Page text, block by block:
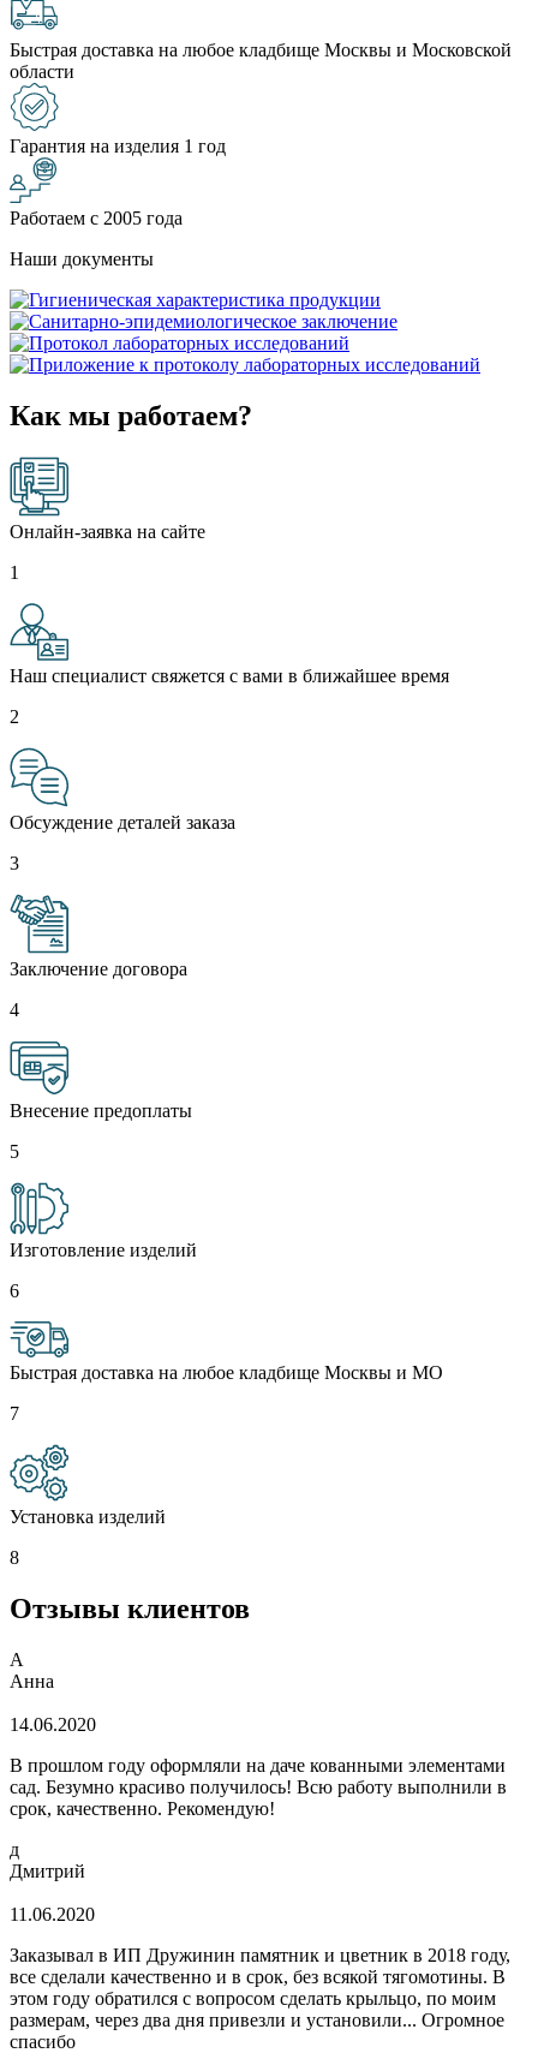
Быстрая доставка на любое кладбище Москвы и Московской
области
Гарантия на изделия 1 год
Работаем с 2005 года
Наши документы
Как мы работаем?
Онлайн-заявка на сайте
1
Наш специалист свяжется с вами в ближайшее время
2
Обсуждение деталей заказа
3
Заключение договора
4
Внесение предоплаты
5
Изготовление изделий
6
Быстрая доставка на любое кладбище Москвы и МО
7
Установка изделий
8
Отзывы клиентов
А
Анна
14.06.2020
В прошлом году оформляли на даче кованными элементами
сад. Безумно красиво получилось! Всю работу выполнили в
срок, качественно. Рекомендую!
д
Дмитрий
11.06.2020
Заказывал в ИП Дружинин памятник и цветник в 2018 году,
все сделали качественно и в срок, без всякой тягомотины. В
этом году обратился с вопросом сделать крыльцо, по моим
размерам, через два дня привезли и установили... Огромное
спасибо